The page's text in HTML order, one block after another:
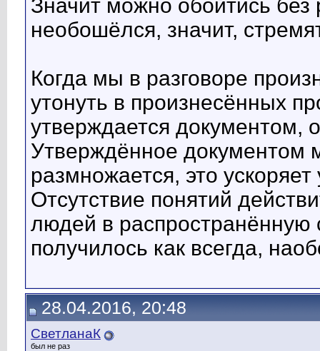
Значит можно обойтись без
необошёлся, значит,
Когда мы в разговоре
утонуть в произнесённых
утверждается документом,
Утверждённое документом
размножается, это
Отсутствие понятий
людей в распространённую
получилось как всегда,
28.04.2016, 20:48
СветланаК
был не раз